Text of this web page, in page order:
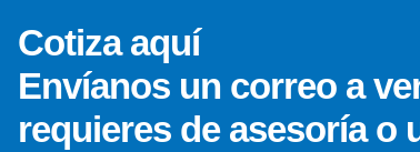
Cotiza aquí
Envíanos un correo a
requieres de asesoría o